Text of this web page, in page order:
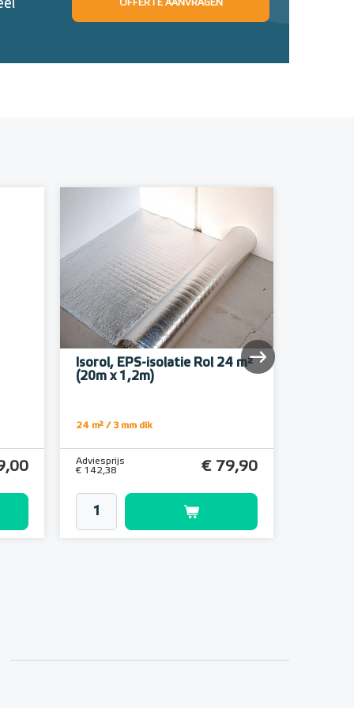
OFFERTE AANVRAGEN
Isorol, EPS-isolatie Rol 24 m²
(20m x 1,2m)
24 m² / 3 mm dik
Adviesprijs
€ 142,38
€ 79,90